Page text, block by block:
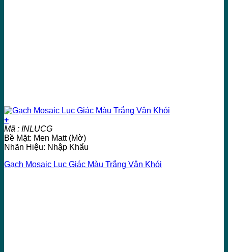
+
Mã : INLUCG
Bề Mặt: Men Matt (Mờ)
Nhãn Hiệu: Nhập Khẩu
Gạch Mosaic Lục Giác Màu Trắng Vân Khói